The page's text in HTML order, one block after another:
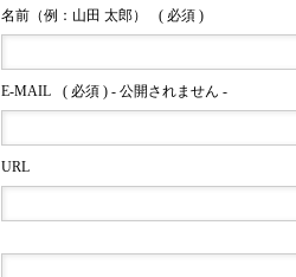
名前（例：山田 太郎） ( 必須 )
E-MAIL ( 必須 ) - 公開されません -
URL